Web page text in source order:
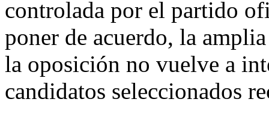
controlada por el partido
poner de acuerdo, la
la oposición no vuelve a
candidatos seleccionados